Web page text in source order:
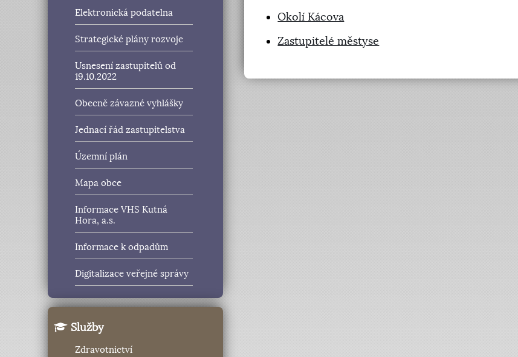
Elektronická podatelna
Strategické plány rozvoje
Usnesení zastupitelů od
19.10.2022
Obecně závazné vyhlášky
Jednací řád zastupitelstva
Územní plán
Mapa obce
Informace VHS Kutná
Hora, a.s.
Informace k odpadům
Digitalizace veřejné správy
Služby
Zdravotnictví
Okolí Kácova
Zastupitelé městyse